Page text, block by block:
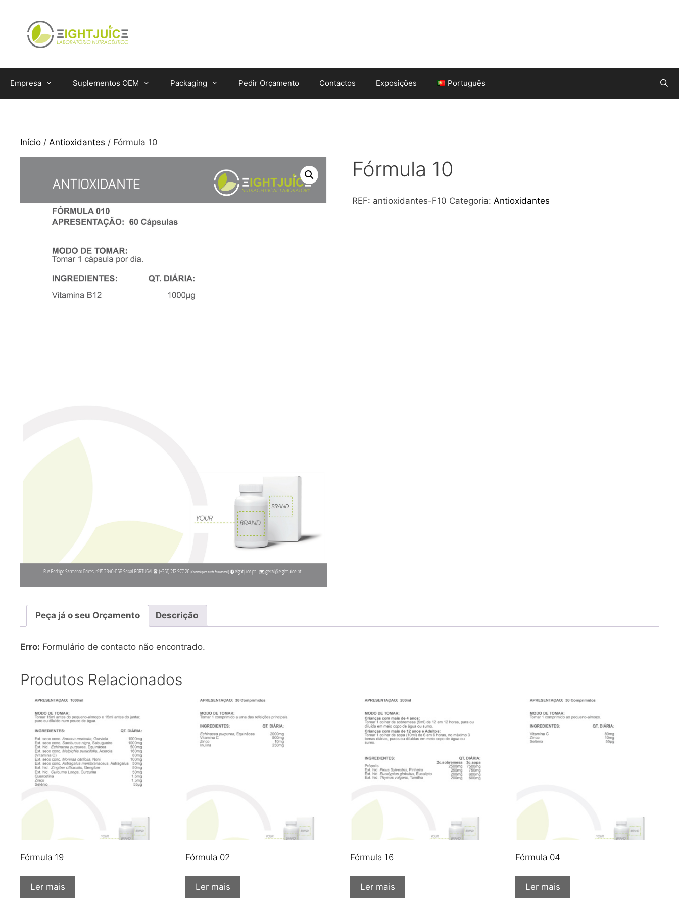
conteúdo
Empresa Suplementos OEM Packaging Pedir Orçamento Contactos Exposições Português
Início / Antioxidantes / Fórmula 10
Fórmula 10
REF: antioxidantes-F10 Categoria: Antioxidantes
Peça já o seu Orçamento Descrição
Erro: Formulário de contacto não encontrado.
Produtos Relacionados
Fórmula 19
Ler mais
Fórmula 02
Ler mais
Fórmula 16
Ler mais
Fórmula 04
Ler mais